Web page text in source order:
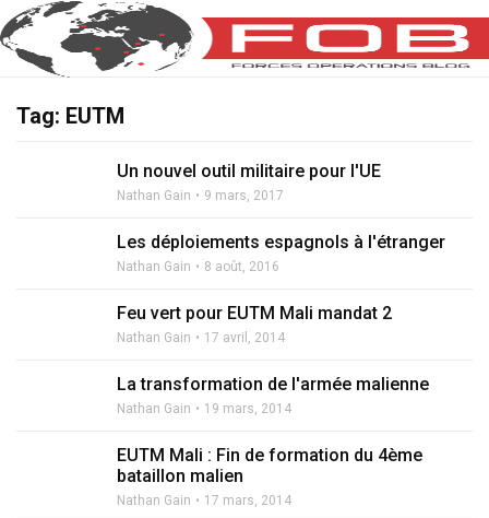
Tag: EUTM
Un nouvel outil militaire pour l'UE
Nathan Gain 9 mars, 2017
Les déploiements espagnols à l'étranger
Nathan Gain 8 août, 2016
Feu vert pour EUTM Mali mandat 2
Nathan Gain 17 avril, 2014
La transformation de l'armée malienne
Nathan Gain 19 mars, 2014
EUTM Mali : Fin de formation du 4ème
bataillon malien
Nathan Gain 17 mars, 2014